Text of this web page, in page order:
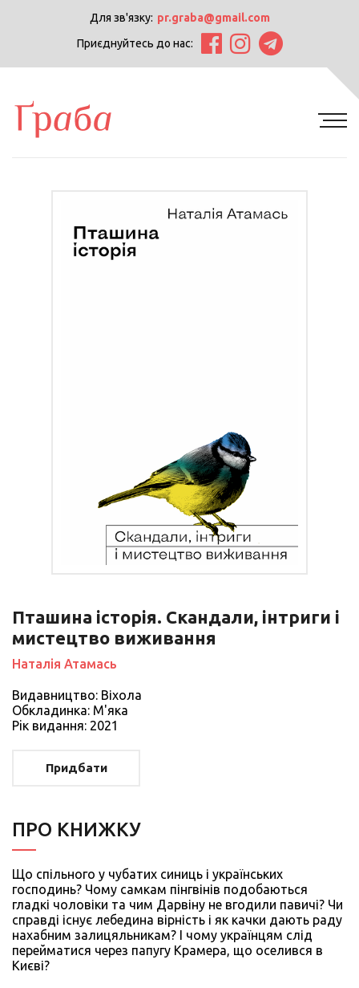
Для зв'язку: pr.graba@gmail.com
Приєднуйтесь до нас:
Пташина історія. Скандали, інтриги і
мистецтво виживання
Наталія Атамась
Видавництво: Віхола
Обкладинка: М'яка
Рiк видання: 2021
Придбати
ПРО КНИЖКУ
Що спільного у чубатих синиць і українських
господинь? Чому самкам пінгвінів подобаються
гладкі чоловіки та чим Дарвіну не вгодили павичі? Чи
справді існує лебедина вірність і як качки дають раду
нахабним залицяльникам? І чому українцям слід
перейматися через папугу Крамера, що оселився в
Києві?